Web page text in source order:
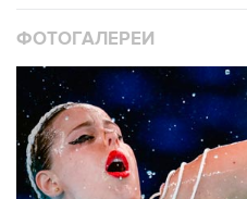
ФОТОГАЛЕРЕИ